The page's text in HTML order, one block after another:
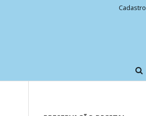
Cadastro